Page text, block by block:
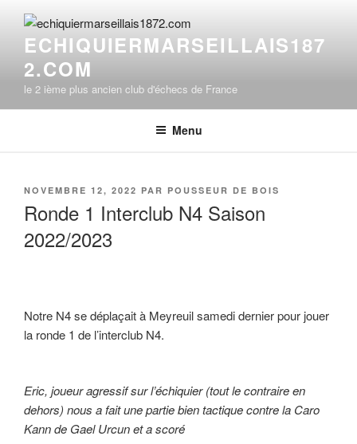
contenu
principal
ECHIQUIERMARSEILLAIS187
2.COM
le 2 ième plus ancien club d'échecs de France
Menu
PUBLIÉ
NOVEMBRE 12, 2022 PAR POUSSEUR DE BOIS
Ronde 1 Interclub N4 Saison
2022/2023
Notre N4 se déplaçait à Meyreuil samedi dernier pour jouer
la ronde 1 de l’interclub N4.
Eric, joueur agressif sur l’échiquier (tout le contraire en
dehors) nous a fait une partie bien tactique contre la Caro
Kann de Gael Urcun et a scoré